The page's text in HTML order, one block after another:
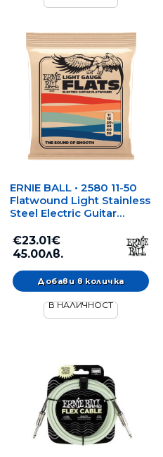
ERNIE BALL • 2580 11-50
Flatwound Light Stainless
Steel Electric Guitar
електрическа китара
€23.01€
45.00лв.
В НАЛИЧНОСТ